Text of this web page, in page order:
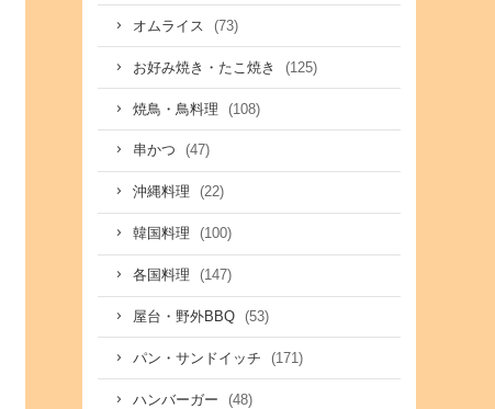
オムライス (73)
お好み焼き・たこ焼き (125)
焼鳥・鳥料理 (108)
串かつ (47)
沖縄料理 (22)
韓国料理 (100)
各国料理 (147)
屋台・野外BBQ (53)
パン・サンドイッチ (171)
ハンバーガー (48)